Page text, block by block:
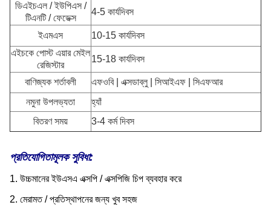
ডিএইচএল / ইউপিএস /
টিএনটি / ফেডেক্স
4-5 কার্যদিবস
ইএমএস
10-15 কার্যদিবস
এইচকে পোস্ট এয়ার মেইল
​​রেজিস্টার
15-18 কার্যদিবস
বাণিজ্যক শর্তাবলী
এফওবি | এক্সডাব্লু | সিআইএফ | সিএফআর
নমুনা উপলভ্যতা
হ্যাঁ
বিতরণ সময়
3-4 কর্ম দিবস
প্রতিযোগিতামূলক সুবিধা:
1. উচ্চমানের ইউএসএ এক্সপি / এক্সপিজি চিপ ব্যবহার করে
2. মেরামত / প্রতিস্থাপনের জন্য খুব সহজ